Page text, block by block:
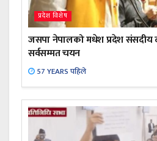
प्रदेश विशेष
जसपा नेपालको मधेश प्रदेश संसदीय
सर्वसम्मत चयन
57 YEARS पहिले